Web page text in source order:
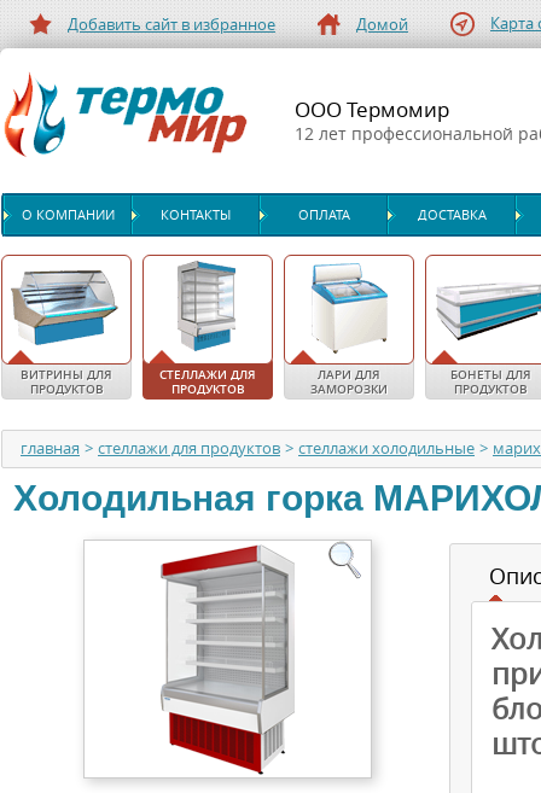
Добавить сайт в избранное Домой Карта
ООО Термомир
12 лет профессиональной
О КОМПАНИИ КОНТАКТЫ ОПЛАТА ДОСТАВКА
ВИТРИНЫ ДЛЯ
ПРОДУКТОВ
СТЕЛЛАЖИ ДЛЯ
ПРОДУКТОВ
ЛАРИ ДЛЯ
ЗАМОРОЗКИ
БОНЕТЫ ДЛЯ
ПРОДУКТОВ
главная > стеллажи для продуктов > стеллажи холодильные >
Холодильная горка